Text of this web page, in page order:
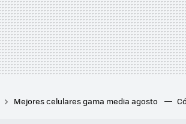
Mejores celulares gama media agosto